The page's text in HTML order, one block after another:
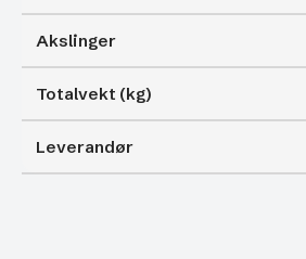
Akslinger
Totalvekt (kg)
Leverandør